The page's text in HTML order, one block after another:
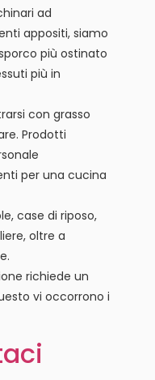
ad
appositi, siamo
più ostinato
più in
con grasso
Prodotti
per una cucina
case di riposo,
oltre a
richiede un
vi occorrono i